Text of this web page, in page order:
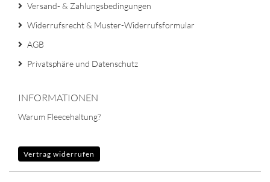
Versand- & Zahlungsbedingungen
Widerrufsrecht & Muster-Widerrufsformular
AGB
Privatsphäre und Datenschutz
INFORMATIONEN
Warum Fleecehaltung?
Vertrag widerrufen